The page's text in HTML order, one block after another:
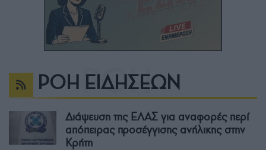
ΡΟΗ ΕΙΔΗΣΕΩΝ
Διάψευση της ΕΛΑΣ για αναφορές περί
απόπειρας προσέγγισης ανήλικης στην
Κρήτη